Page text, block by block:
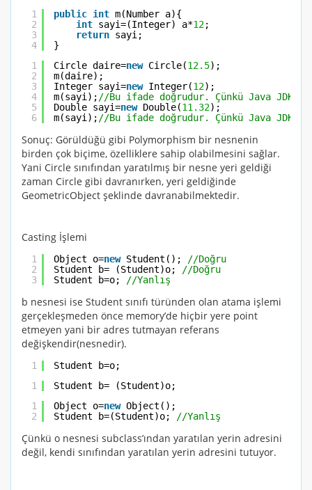
1
2
3
4
public int m(Number a){
int sayi=(Integer) a*12;
return sayi;
}
1
2
3
4
5
6
Circle daire=new Circle(12.5);
m(daire);
Integer sayi=new Integer(12);
m(sayi); //Bu ifade doğrudur. Çünkü Java
Double sayi=new Double(11.32);
m(sayi); //Bu ifade doğrudur. Çünkü Java
Sonuç: Görüldüğü gibi Polymorphism bir nesnenin
birden çok biçime, özelliklere sahip olabilmesini sağlar.
Yani Circle sınıfından yaratılmış bir nesne yeri geldiği
zaman Circle gibi davranırken, yeri geldiğinde
GeometricObject şeklinde davranabilmektedir.
Casting İşlemi
1
2
3
Object o=new Student();
//Doğru
Student b= (Student)o;
//Doğru
Student b=o;
//Yanlış
b nesnesi ise Student sınıfı türünden olan atama işlemi
gerçekleşmeden önce memory’de hiçbir yere point
etmeyen yani bir adres tutmayan referans
değişkendir(nesnedir).
1
Student b=o;
1
Student b= (Student)o;
1
2
Object o=new Object();
Student b=(Student)o;
//Yanlış
Çünkü o nesnesi subclass’ından yaratılan yerin adresini
değil, kendi sınıfından yaratılan yerin adresini tutuyor.